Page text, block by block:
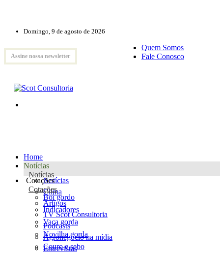
Domingo, 9 de agosto de 2026
Assine nossa newsletter
Quem Somos
Fale Conosco
Home
Notícias
Notícias
Notícias
Clima
Artigos
TV Scot Consultoria
Podcasts
Agronegócio na mídia
Entrevistas
Cotações
Cotações
Boi gordo
Indicadores
Vaca gorda
Novilha gorda
Couro e sebo